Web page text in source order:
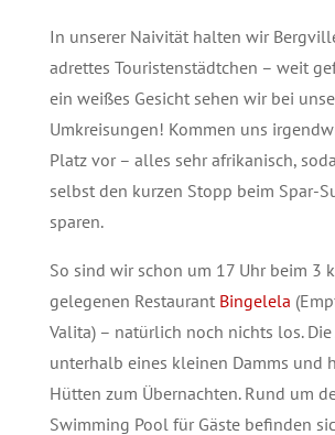
In unserer Naivität halten wir
adrettes Touristenstädtchen – weit
ein weißes Gesicht sehen wir bei
Umkreisungen! Kommen uns
Platz vor – alles sehr afrikanisch,
selbst den kurzen Stopp beim Spar-
sparen.
So sind wir schon um 17 Uhr beim 3
gelegenen Restaurant Bingelela
Valita) – natürlich noch nichts los.
unterhalb eines kleinen Damms und
Hütten zum Übernachten. Rund um
Swimming Pool für Gäste befinden